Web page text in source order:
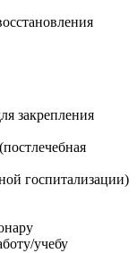
закрепления
госпитализации)
учебу